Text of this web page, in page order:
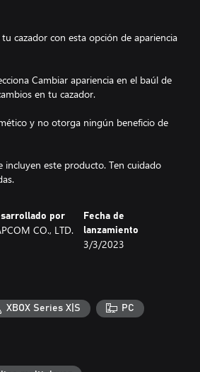
tu cazador con esta opción de apariencia
Cambiar apariencia en el baúl de
en tu cazador.
y no otorga ningún beneficio de
este producto. Ten cuidado
por
CO., LTD.
Fecha de
lanzamiento
3/3/2023
XBOX Series X|S PC